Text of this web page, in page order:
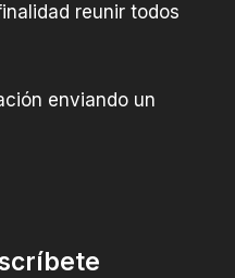
reunir todos
enviando un